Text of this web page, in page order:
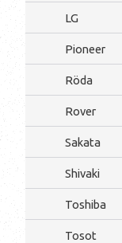
LG
Pioneer
Röda
Rover
Sakata
Shivaki
Toshiba
Tosot